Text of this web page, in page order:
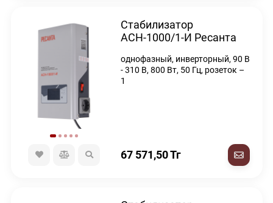
Стабилизатор
АСН-1000/1-И Ресанта
однофазный, инверторный, 90 В
- 310 В, 800 Вт, 50 Гц, розеток –
1
67 571,50Тг